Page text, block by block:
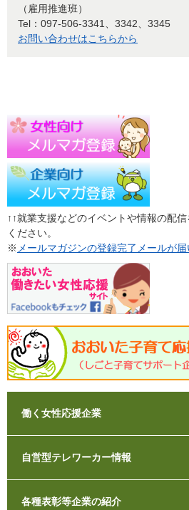
（雇用推進班）
Tel：097-506-3341、3342、3345
お問い合わせはこちらから
↑↑就業支援などのイベントや情報の配
ください。
※ メールマガジンの登録完了メールが
働く女性応援企業
自営型テレワーカー情報
各種表彰等企業の紹介